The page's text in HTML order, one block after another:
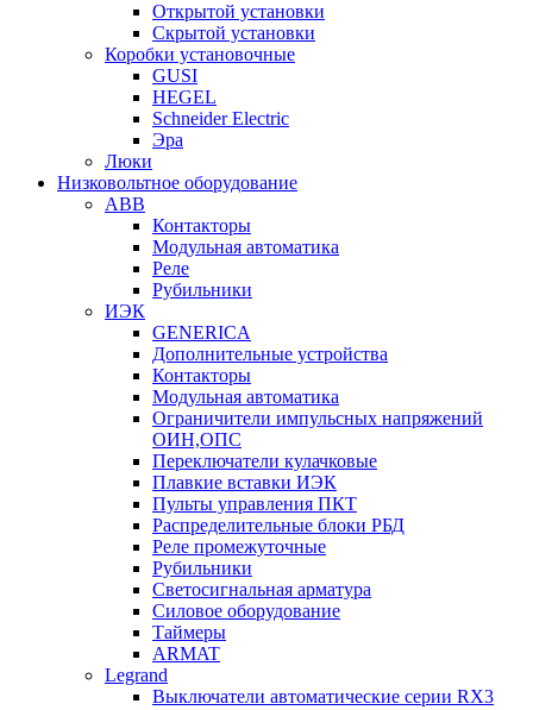
Открытой установки
Скрытой установки
Коробки установочные
GUSI
HEGEL
Schneider Electric
Эра
Люки
Низковольтное оборудование
ABB
Контакторы
Модульная автоматика
Реле
Рубильники
ИЭК
GENERICA
Дополнительные устройства
Контакторы
Модульная автоматика
Ограничители импульсных напряжений
ОИН,ОПС
Переключатели кулачковые
Плавкие вставки ИЭК
Пульты управления ПКТ
Распределительные блоки РБД
Реле промежуточные
Рубильники
Светосигнальная арматура
Силовое оборудование
Таймеры
ARMAT
Legrand
Выключатели автоматические серии RX3